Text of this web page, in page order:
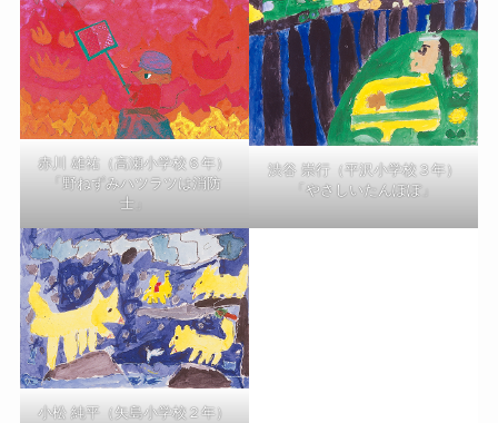
赤川 雄祐（高瀬小学校６年）
「野ねずみハツラツは消防
士」
渋谷 崇行（平沢小学校３年）
「やさしいたんぽぽ」
小松 純平（矢島小学校２年）